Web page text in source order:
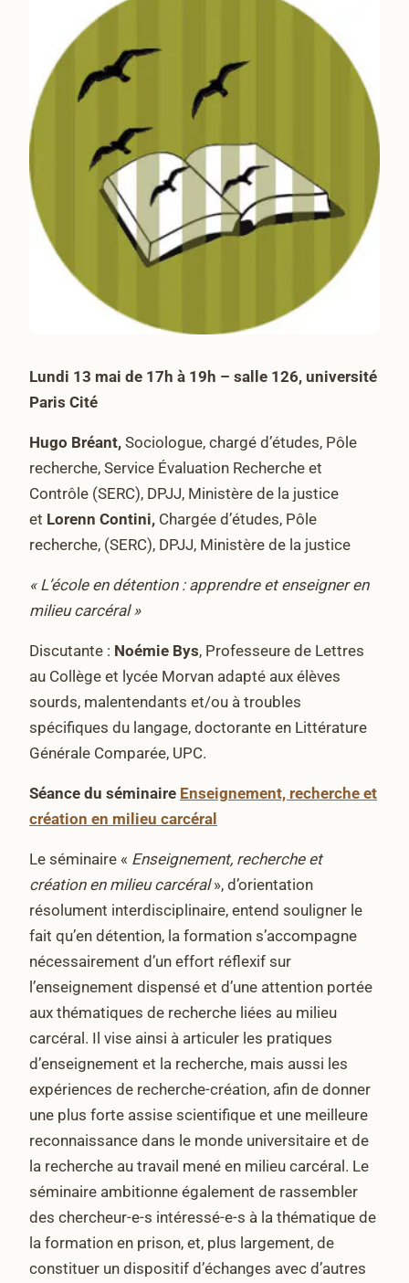
Lundi 13 mai de 17h à 19h – salle 126, université
Paris Cité
Hugo Bréant, Sociologue, chargé d’études, Pôle
recherche, Service Évaluation Recherche et
Contrôle (SERC), DPJJ, Ministère de la justice
et Lorenn Contini, Chargée d’études, Pôle
recherche, (SERC), DPJJ, Ministère de la justice
« L’école en détention : apprendre et enseigner en
milieu carcéral »
Discutante : Noémie Bys, Professeure de Lettres
au Collège et lycée Morvan adapté aux élèves
sourds, malentendants et/ou à troubles
spécifiques du langage, doctorante en Littérature
Générale Comparée, UPC.
Séance du séminaire Enseignement, recherche et
création en milieu carcéral
Le séminaire « Enseignement, recherche et
création en milieu carcéral», d’orientation
résolument interdisciplinaire, entend souligner le
fait qu’en détention, la formation s’accompagne
nécessairement d’un effort réflexif sur
l’enseignement dispensé et d’une attention portée
aux thématiques de recherche liées au milieu
carcéral. Il vise ainsi à articuler les pratiques
d’enseignement et la recherche, mais aussi les
expériences de recherche-création, afin de donner
une plus forte assise scientifique et une meilleure
reconnaissance dans le monde universitaire et de
la recherche au travail mené en milieu carcéral. Le
séminaire ambitionne également de rassembler
des chercheur-e-s intéressé-e-s à la thématique de
la formation en prison, et, plus largement, de
constituer un dispositif d’échanges avec d’autres